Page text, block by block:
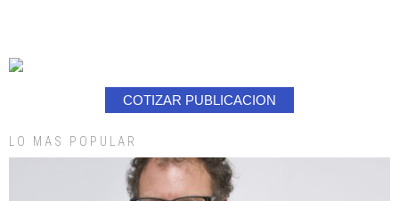
COTIZAR PUBLICACION
LO MAS POPULAR